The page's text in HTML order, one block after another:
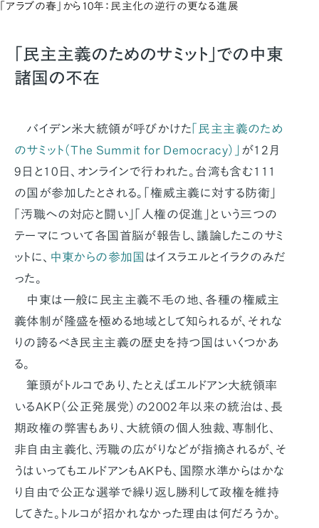
「アラブの春」から10年：民主化の逆行の更なる進展
「民主主義のためのサミット」での中東
諸国の不在
バイデン米大統領が呼びかけた 「民主主義のため
のサミット（The Summit for Democracy）」
が12月
9日と10日、オンラインで行われた。台湾も含む111
の国が参加したとされる。「権威主義に対する防衛」
「汚職への対応と闘い」「人権の促進」という三つの
テーマについて各国首脳が報告し、議論したこのサミ
ットに、 中東からの参加国 はイスラエルとイラクのみだ
った。
中東は一般に民主主義不毛の地、各種の権威主
義体制が隆盛を極める地域として知られるが、それな
りの誇るべき民主主義の歴史を持つ国はいくつかあ
る。
筆頭がトルコであり、たとえばエルドアン大統領率
いるAKP（公正発展党）の2002年以来の統治は、長
期政権の弊害もあり、大統領の個人独裁、専制化、
非自由主義化、汚職の広がりなどが指摘されるが、そ
うはいってもエルドアンもAKPも、国際水準からはかな
り自由で公正な選挙で繰り返し勝利して政権を維持
してきた。トルコが招かれなかった理由は何だろうか。